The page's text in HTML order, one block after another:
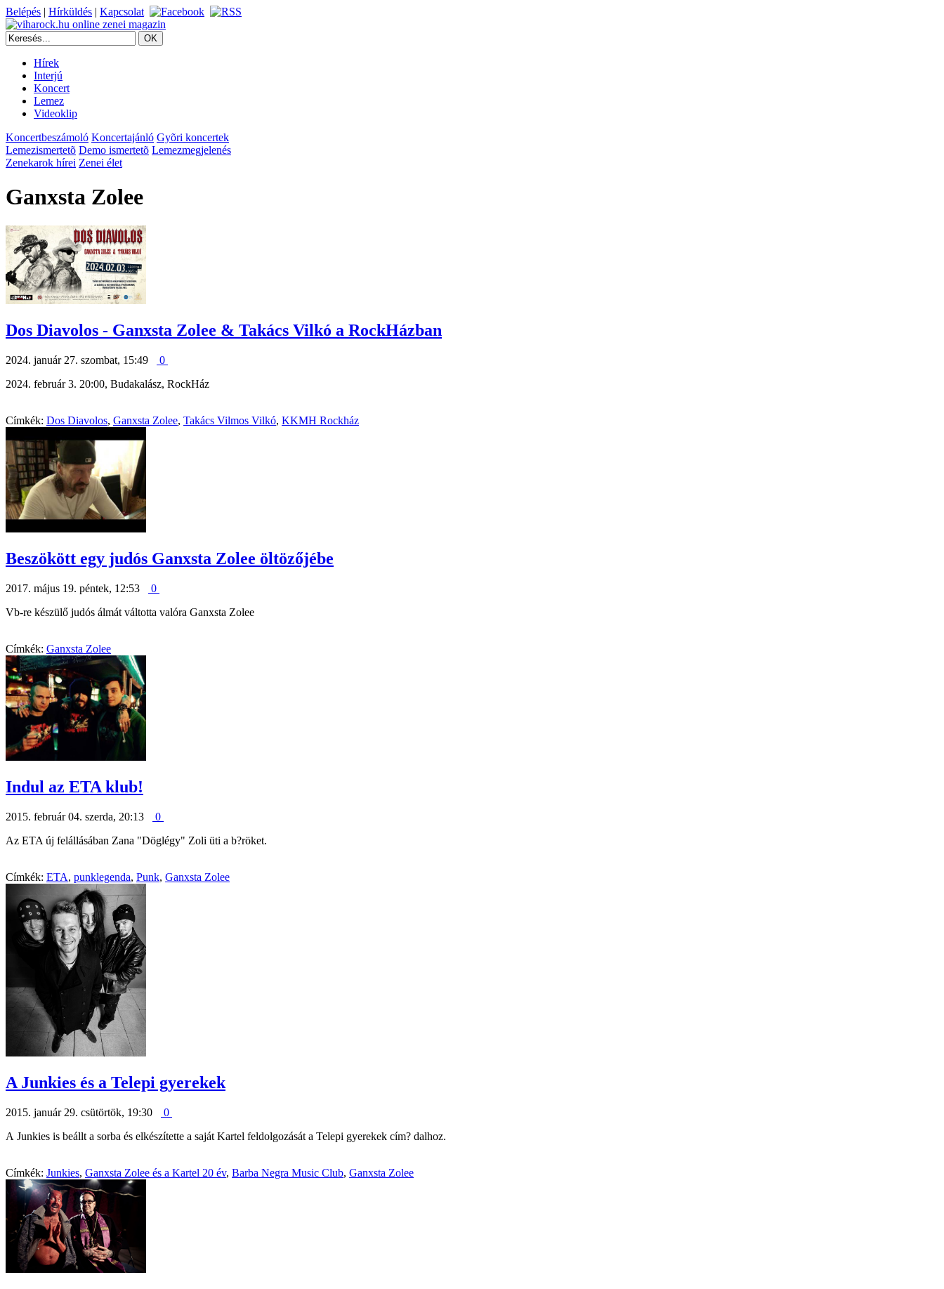
Belépés | Hírküldés | Kapcsolat
Hírek
Interjú
Koncert
Lemez
Videoklip
Koncertbeszámoló Koncertajánló Gyõri koncertek
Lemezismertetõ Demo ismertetõ Lemezmegjelenés
Zenekarok hírei Zenei élet
Ganxsta Zolee
Dos Diavolos - Ganxsta Zolee & Takács Vilkó a RockHázban
2024. január 27. szombat, 15:49
0
2024. február 3. 20:00, Budakalász, RockHáz
Címkék: Dos Diavolos, Ganxsta Zolee, Takács Vilmos Vilkó, KKMH Rockház
Beszökött egy judós Ganxsta Zolee öltözőjébe
2017. május 19. péntek, 12:53
0
Vb-re készülő judós álmát váltotta valóra Ganxsta Zolee
Címkék: Ganxsta Zolee
Indul az ETA klub!
2015. február 04. szerda, 20:13
0
Az ETA új felállásában Zana "Döglégy" Zoli üti a b?röket.
Címkék: ETA, punklegenda, Punk, Ganxsta Zolee
A Junkies és a Telepi gyerekek
2015. január 29. csütörtök, 19:30
0
A Junkies is beállt a sorba és elkészítette a saját Kartel feldolgozását a Telepi gyerekek cím? dalhoz.
Címkék: Junkies, Ganxsta Zolee és a Kartel 20 év, Barba Negra Music Club, Ganxsta Zolee